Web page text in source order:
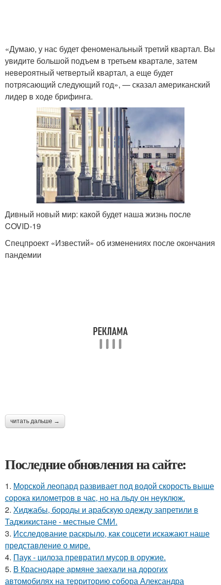
«Думаю, у нас будет феноменальный третий квартал. Вы
увидите большой подъем в третьем квартале, затем
невероятный четвертый квартал, а еще будет
потрясающий следующий год», — сказал американский
лидер в ходе брифинга.
Дивный новый мир: какой будет наша жизнь после
COVID-19
Спецпроект «Известий» об изменениях после окончания
пандемии
читать дальше →
Последние обновления на сайте:
1. Морской леопард развивает под водой скорость выше
сорока километров в час, но на льду он неуклюж.
2. Хиджабы, бороды и арабскую одежду запретили в
Таджикистане - местные СМИ.
3. Исследование раскрыло, как соцсети искажают наше
представление о мире.
4. Паук - цилоза превратил мусор в оружие.
5. В Краснодаре армяне заехали на дорогих
автомобилях на территорию собора Александра